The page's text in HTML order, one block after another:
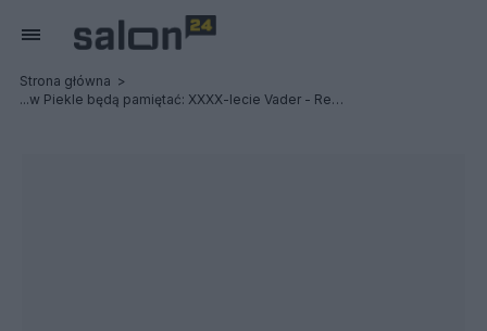
Strona główna
...w Piekle będą pamiętać: XXXX-lecie Vader - Relacja